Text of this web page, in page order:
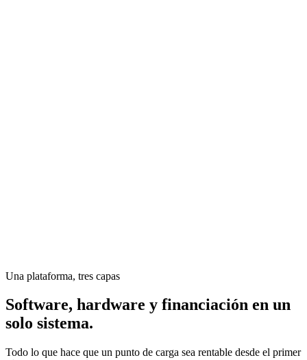
Una plataforma, tres capas
Software, hardware y financiación en un
solo sistema.
Todo lo que hace que un punto de carga sea rentable desde el primer